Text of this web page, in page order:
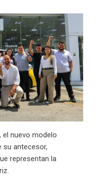
nuevo modelo
su antecesor,
representan la